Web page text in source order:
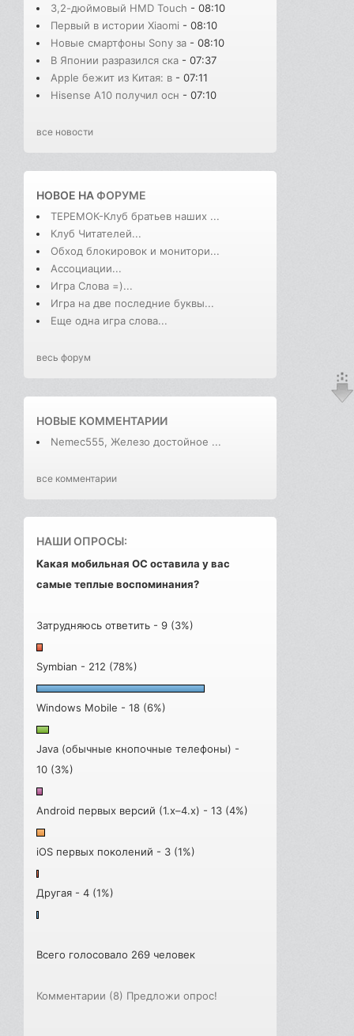
3,2-дюймовый HMD Touch - 08:10
Первый в истории Xiaomi - 08:10
Новые смартфоны Sony за - 08:10
В Японии разразился ска - 07:37
Apple бежит из Китая: в - 07:11
Hisense A10 получил осн - 07:10
все новости
НОВОЕ НАФОРУМЕ
ТЕРЕМОК-Клуб братьев наших ...
Клуб Читателей...
Обход блокировок и монитори...
Ассоциации...
Игра Слова =)...
Игра на две последние буквы...
Еще одна игра слова...
весь форум
НОВЫЕ КОММЕНТАРИИ
Nemec555, Железо достойное ...
все комментарии
НАШИ ОПРОСЫ:
Какая мобильная ОС оставила у вас
самые теплые воспоминания?
Затрудняюсь ответить - 9 (3%)
Symbian - 212 (78%)
Windows Mobile - 18 (6%)
Java (обычные кнопочные телефоны) -
10 (3%)
Android первых версий (1.x–4.x) - 13 (4%)
iOS первых поколений - 3 (1%)
Другая - 4 (1%)
Всего голосовало 269 человек
Комментарии (8) Предложи опрос!